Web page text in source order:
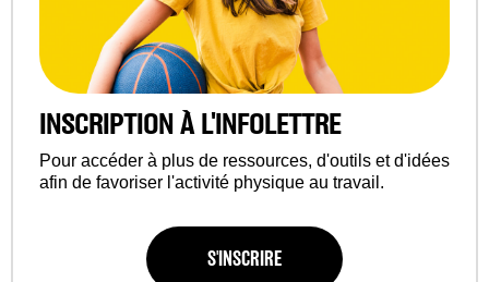
INSCRIPTION À L'INFOLETTRE
Pour accéder à plus de ressources, d'outils et d'idées
afin de favoriser l'activité physique au travail.
S'INSCRIRE